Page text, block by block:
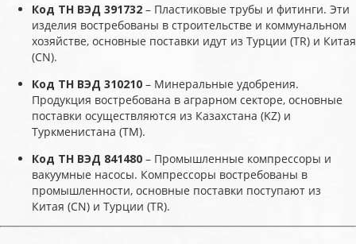
Код ТН ВЭД 391732 – Пластиковые трубы и фитинги. Эти
изделия востребованы в строительстве и коммунальном
хозяйстве, основные поставки идут из Турции (TR) и Китая
(CN).
Код ТН ВЭД 310210 – Минеральные удобрения.
Продукция востребована в аграрном секторе, основные
поставки осуществляются из Казахстана (KZ) и
Туркменистана (TM).
Код ТН ВЭД 841480 – Промышленные компрессоры и
вакуумные насосы. Компрессоры востребованы в
промышленности, основные поставки поступают из
Китая (CN) и Турции (TR).